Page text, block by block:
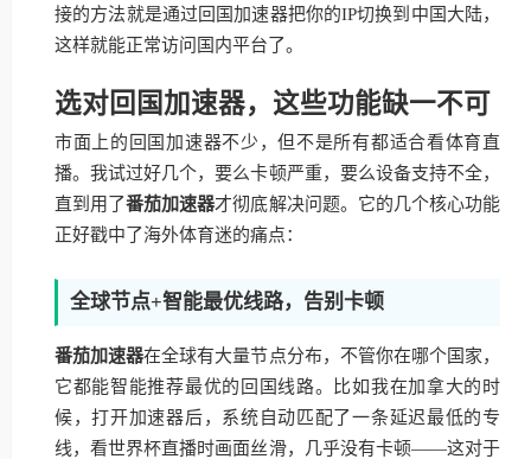
接的方法就是通过回国加速器把你的IP切换到中国大陆，
这样就能正常访问国内平台了。
选对回国加速器，这些功能缺一不可
市面上的回国加速器不少，但不是所有都适合看体育直
播。我试过好几个，要么卡顿严重，要么设备支持不全，
直到用了番茄加速器才彻底解决问题。它的几个核心功能
正好戳中了海外体育迷的痛点：
全球节点+智能最优线路，告别卡顿
番茄加速器在全球有大量节点分布，不管你在哪个国家，
它都能智能推荐最优的回国线路。比如我在加拿大的时
候，打开加速器后，系统自动匹配了一条延迟最低的专
线，看世界杯直播时画面丝滑，几乎没有卡顿——这对于